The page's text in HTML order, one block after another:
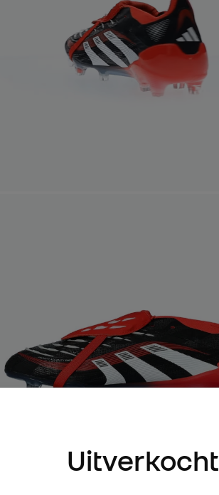
Uitverkocht